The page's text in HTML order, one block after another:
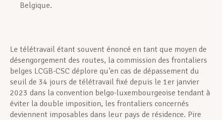
Belgique.
Le télétravail étant souvent énoncé en tant que moyen de
désengorgement des routes, la commission des frontaliers
belges LCGB-CSC déplore qu’en cas de dépassement du
seuil de 34 jours de télétravail fixé depuis le 1er janvier
2023 dans la convention belgo-luxembourgeoise tendant à
éviter la double imposition, les frontaliers concernés
deviennent imposables dans leur pays de résidence. Pire